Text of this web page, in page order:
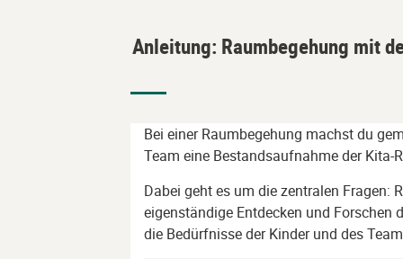
Anleitung: Raumbegehung mit
Bei einer Raumbegehung machst du
Team eine Bestandsaufnahme der Kita-
Dabei geht es um die zentralen Fragen:
eigenständige Entdecken und Forschen
die Bedürfnisse der Kinder und des